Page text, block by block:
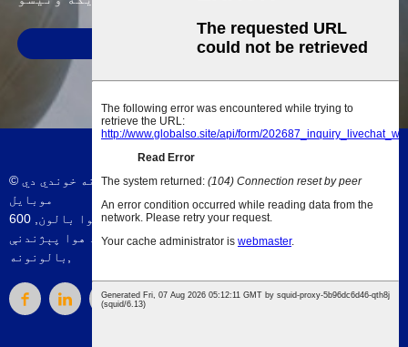
© د چاپ حق - 2010-2023: ټول حقونه خوندي دي. Sitemap-د AMP
موبایل
د چین هوا بالون
600g د هوا بالون,
د چین د هوا پېژندنې بالون,د چین د هوا پېژندنې
بالونونه